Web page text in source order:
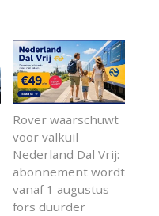
Rover waarschuwt
voor valkuil
Nederland Dal Vrij:
abonnement wordt
vanaf 1 augustus
fors duurder